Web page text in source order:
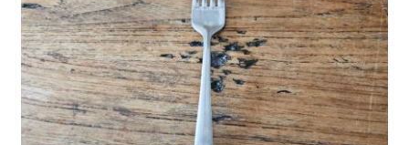
Fotoalbum
Informatie
Privacyverklaring